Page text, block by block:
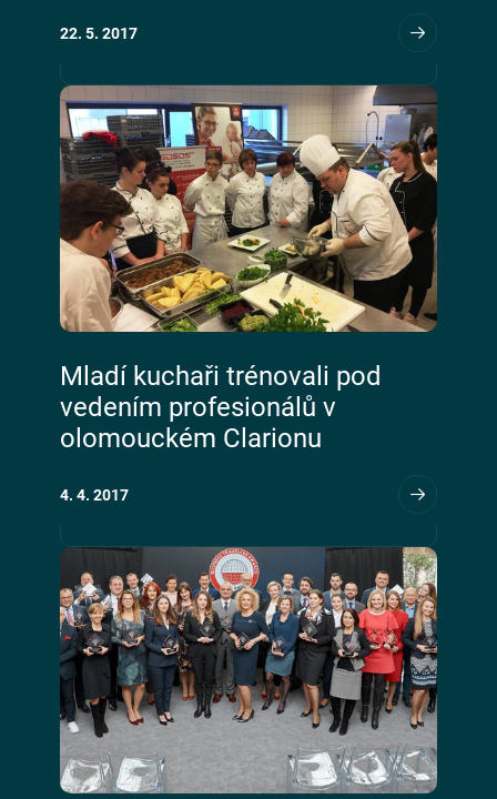
22. 5. 2017
Mladí kuchaři trénovali pod
vedením profesionálů v
olomouckém Clarionu
4. 4. 2017